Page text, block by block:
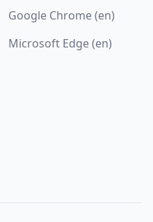
Google Chrome (en)
Microsoft Edge (en)